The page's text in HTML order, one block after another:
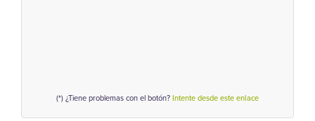
(*) ¿Tiene problemas con el botón?Intente desde este enlace